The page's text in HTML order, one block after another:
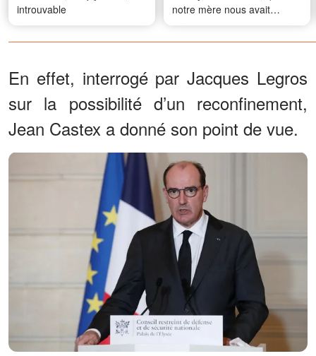
introuvable
notre mère nous avait
abandonnées - Jusqu’au
jour où j’ai entendu par
En effet, interrogé par Jacques Legros
sur la possibilité d’un reconfinement,
Jean Castex a donné son point de vue.